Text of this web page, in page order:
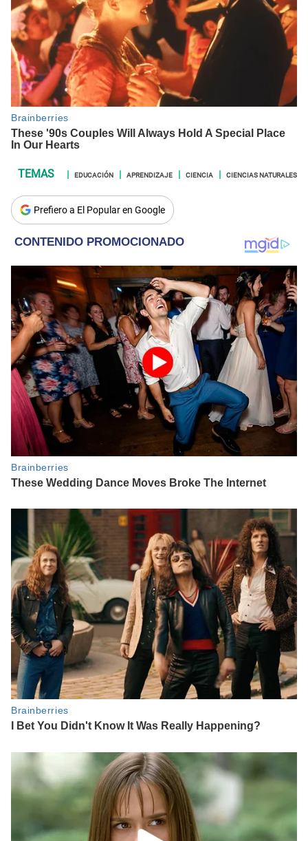
EDUCACIÓN APRENDIZAJE CIENCIA CIENCIAS NATURALES
Prefiero a El Popular en Google